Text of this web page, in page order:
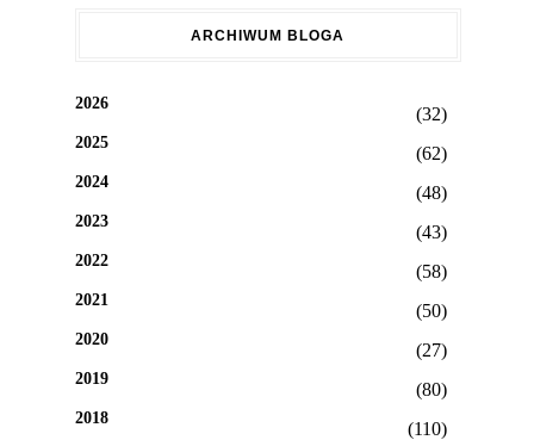
ARCHIWUM BLOGA
2026
(32)
2025
(62)
2024
(48)
2023
(43)
2022
(58)
2021
(50)
2020
(27)
2019
(80)
2018
(110)